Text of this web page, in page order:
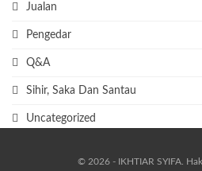
Jualan
Pengedar
Q&A
Sihir, Saka Dan Santau
Uncategorized
© 2026 - IKHTIAR SYIFA.